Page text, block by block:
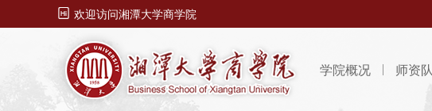
 欢迎访问湘潭大学商学院
学院概况 师资